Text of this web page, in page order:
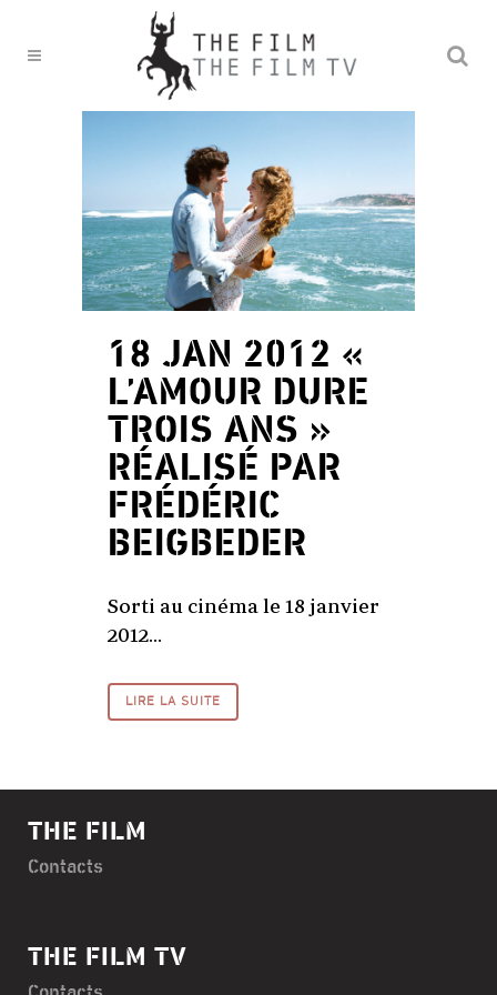
18 JAN 2012 «
L’AMOUR DURE
TROIS ANS »
RÉALISÉ PAR
FRÉDÉRIC
BEIGBEDER
Sorti au cinéma le 18 janvier
2012...
LIRE LA SUITE
THE FILM
Contacts
THE FILM TV